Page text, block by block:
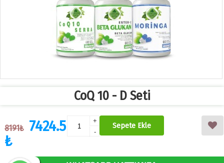
CoQ 10 - D Seti
8191₺ 7424.5
₺
+
-
Sepete Ekle